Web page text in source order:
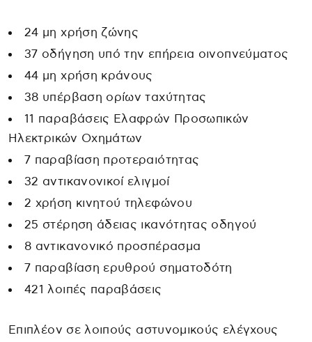
24 μη χρήση ζώνης
37 οδήγηση υπό την επήρεια οινοπνεύματος
44 μη χρήση κράνους
38 υπέρβαση ορίων ταχύτητας
11 παραβάσεις Ελαφρών Προσωπικών
Ηλεκτρικών Οχημάτων
7 παραβίαση προτεραιότητας
32 αντικανονικοί ελιγμοί
2 χρήση κινητού τηλεφώνου
25 στέρηση άδειας ικανότητας οδηγού
8 αντικανονικό προσπέρασμα
7 παραβίαση ερυθρού σηματοδότη
421 λοιπές παραβάσεις
Επιπλέον σε λοιπούς αστυνομικούς ελέγχους